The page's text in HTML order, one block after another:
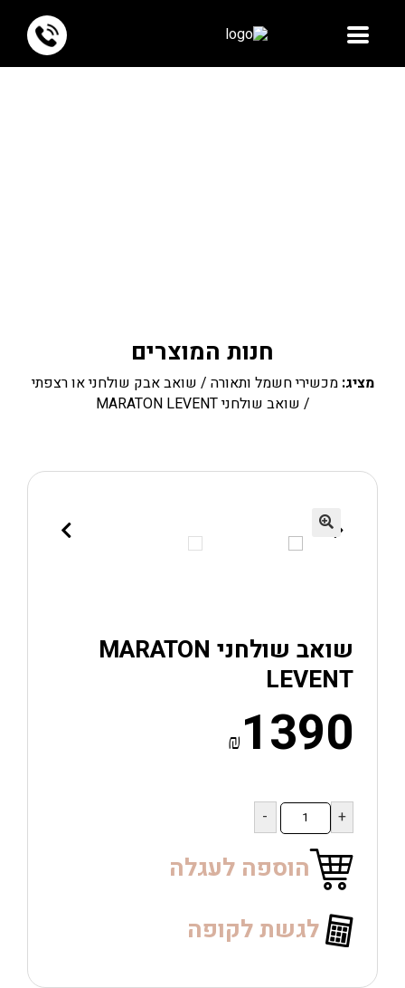
חנות המוצרים
מציג: מכשירי חשמל ותאורה / שואב אבק שולחני או רצפתי
/ שואב שולחני MARATON LEVENT
שואב שולחני MARATON
LEVENT
₪ 1390
כמות
של
שואב
שולחני
MARATON
LEVENT
הוספה לעגלה
לגשת לקופה